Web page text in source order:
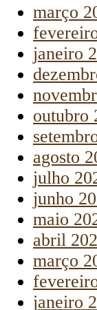
março
janeiro
outubro
agosto
julho
junho
maio
abril
março
janeiro